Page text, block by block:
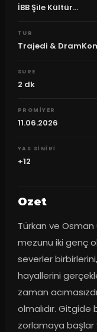
İBB Şile Kültür...
TUR
Trajedi &
SURE
2 dk
PROMIYER
11.06.2026
YAS SINIRI
+12
Ozet
Türkan ve
mezunu iki genç
severler
hayallerini
zaman
olmalıdır.
zorlamaya